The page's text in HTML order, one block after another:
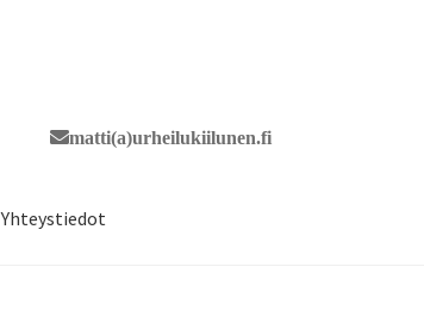
matti(a)urheilukiilunen.fi
Yhteystiedot